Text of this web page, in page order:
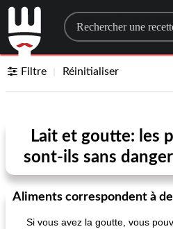
Search for a
Filtre Réinitialiser
Lait et goutte: les
sont-ils sans
Aliments correspondent à
Si vous avez la goutte, vous